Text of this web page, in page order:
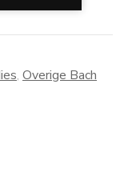
, Overige Bach